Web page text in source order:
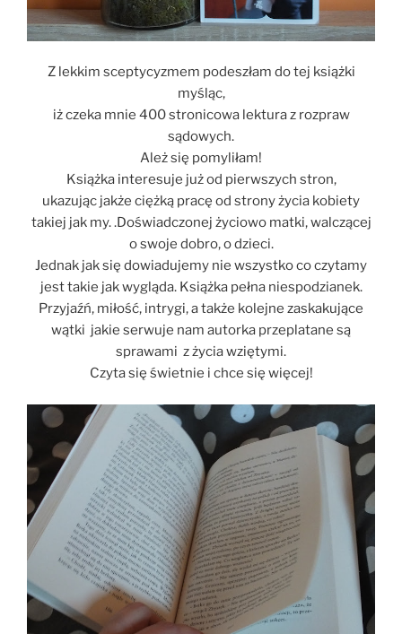
Z lekkim sceptycyzmem podeszłam do tej książki
myśląc,
iż czeka mnie 400 stronicowa lektura z rozpraw
sądowych.
Ależ się pomyliłam!
Książka interesuje już od pierwszych stron,
ukazując jakże ciężką pracę od strony życia kobiety
takiej jak my. .Doświadczonej życiowo matki, walczącej
o swoje dobro, o dzieci.
Jednak jak się dowiadujemy nie wszystko co czytamy
jest takie jak wygląda. Książka pełna niespodzianek.
Przyjaźń, miłość, intrygi, a także kolejne zaskakujące
wątki jakie serwuje nam autorka przeplatane są
sprawami z życia wziętymi.
Czyta się świetnie i chce się więcej!